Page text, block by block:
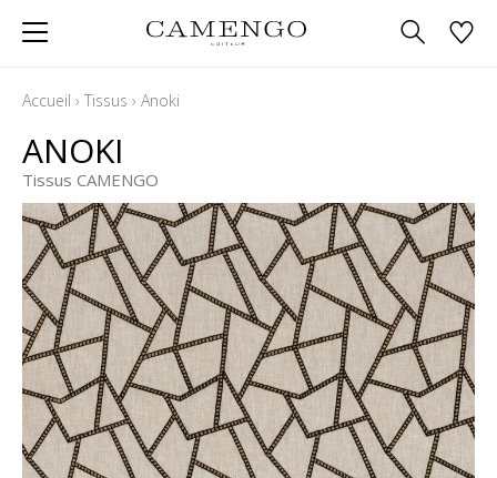
Accueil › Tissus › Anoki
ANOKI
Tissus CAMENGO